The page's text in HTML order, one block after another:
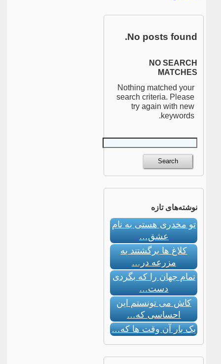
No posts found.
NO SEARCH
MATCHES
Nothing matched your
search criteria. Please
try again with new
keywords.
نوشته‌های تازه
تو مخدری هستی به نام
عشق…
کلاغ ها برگشتند به
مزرعه در…
تمام جهان را که بگردی
دست…
کاش می تونستم این
احساسی که…
یک بار آن وقت ها که…